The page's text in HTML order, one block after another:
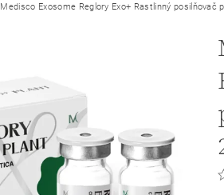
Medisco Exosome Reglory Exo+ Rastlinný posilňovač